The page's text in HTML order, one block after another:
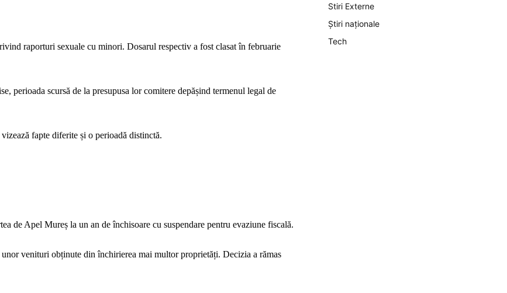
raporturi sexuale cu minori. Dosarul respectiv a fost clasat în februarie
perioada scursă de la presupusa lor comitere depășind termenul legal de
fapte diferite și o perioadă distinctă.
de Apel Mureș la un an de închisoare cu suspendare pentru evaziune fiscală.
venituri obținute din închirierea mai multor proprietăți. Decizia a rămas
Stiri Externe
Știri naționale
Tech